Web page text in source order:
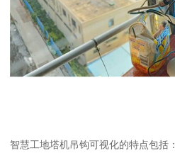
智慧工地塔机吊钩可视化的特点包括：